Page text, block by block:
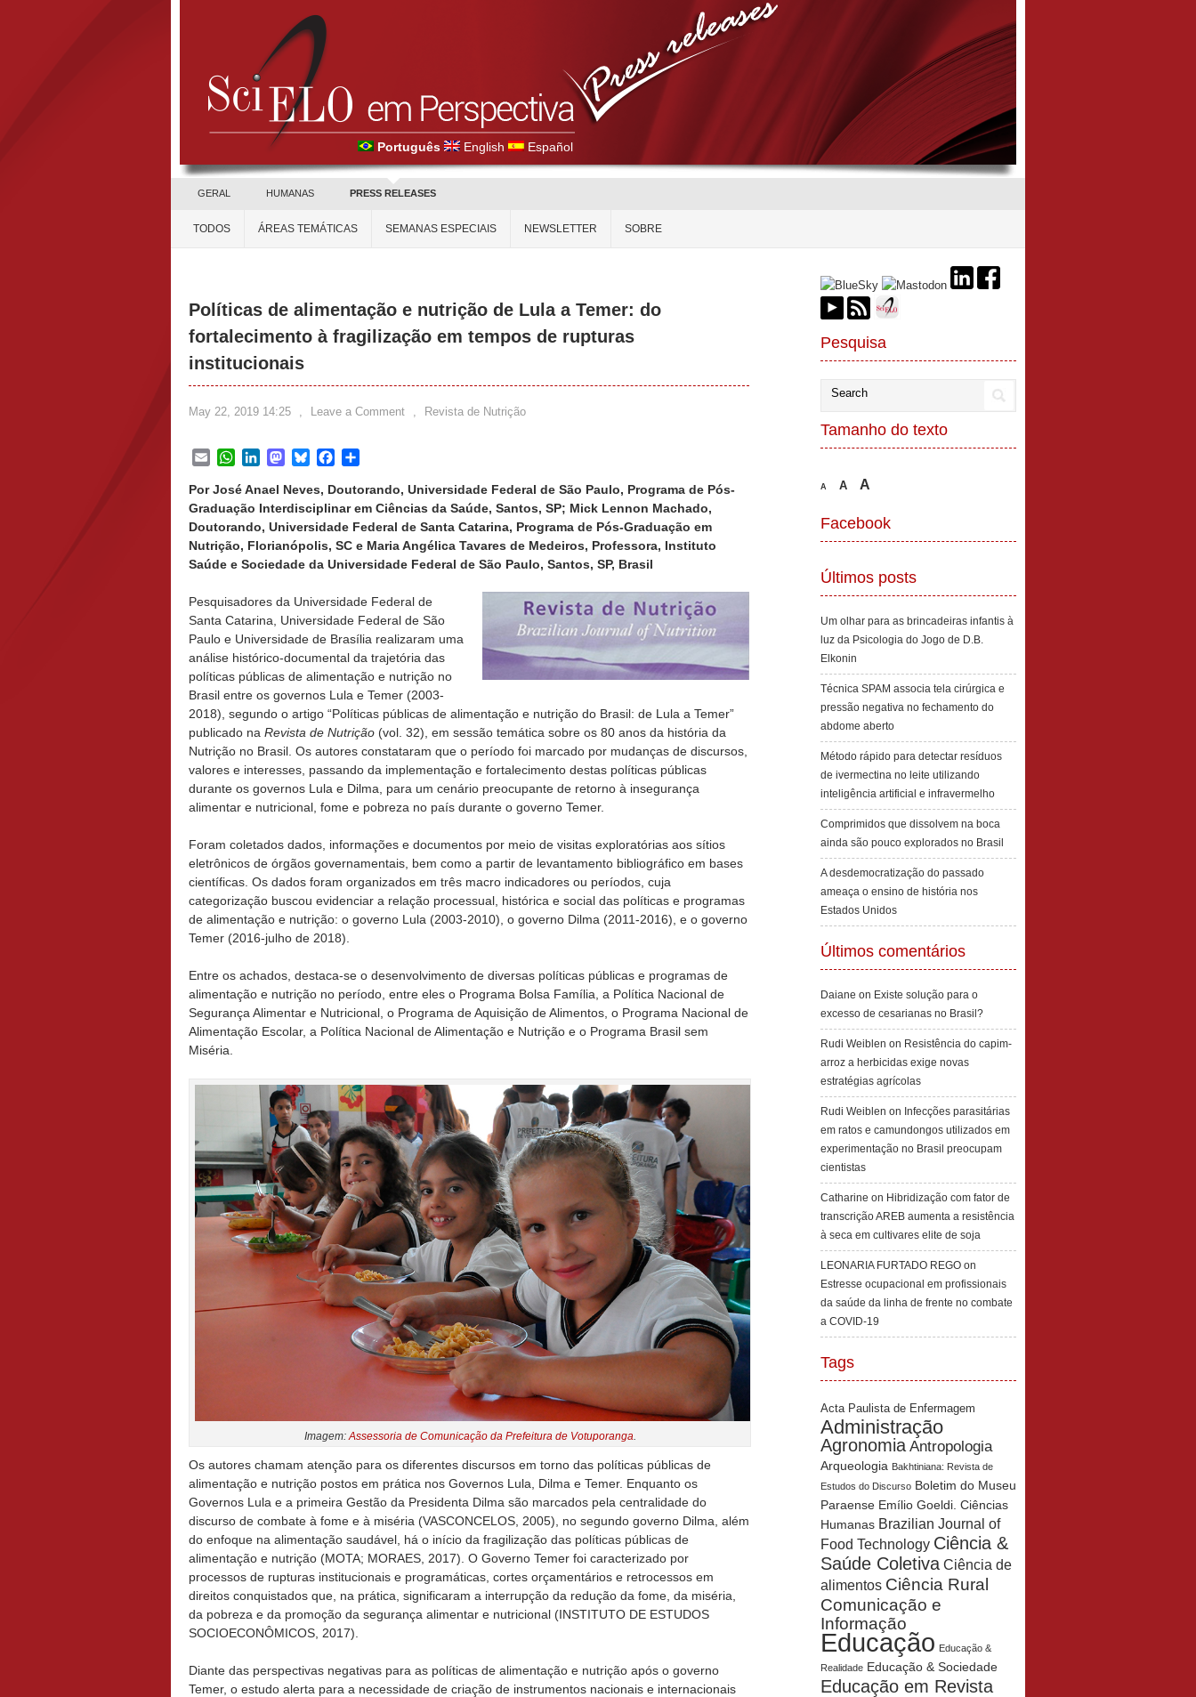
Português English Español
GERAL HUMANAS PRESS RELEASES
TODOS ÁREAS TEMÁTICAS SEMANAS ESPECIAIS NEWSLETTER SOBRE
Políticas de alimentação e nutrição de Lula a Temer: do
fortalecimento à fragilização em tempos de rupturas
institucionais
May 22, 2019 14:25 , Leave a Comment , Revista de Nutrição
EmailWhatsApp
LinkedInMastodon
BlueskyFacebook
Por José Anael Neves, Doutorando, Universidade Federal de São Paulo, Programa de Pós-
Graduação Interdisciplinar em Ciências da Saúde, Santos, SP; Mick Lennon Machado,
Doutorando, Universidade Federal de Santa Catarina, Programa de Pós-Graduação em
Nutrição, Florianópolis, SC e Maria Angélica Tavares de Medeiros, Professora, Instituto
Saúde e Sociedade da Universidade Federal de São Paulo, Santos, SP, Brasil
Pesquisadores da Universidade Federal de
Santa Catarina, Universidade Federal de São
Paulo e Universidade de Brasília realizaram uma
análise histórico-documental da trajetória das
políticas públicas de alimentação e nutrição no
Brasil entre os governos Lula e Temer (2003-
2018), segundo o artigo “Políticas públicas de alimentação e nutrição do Brasil: de Lula a Temer”
publicado na Revista de Nutrição (vol. 32), em sessão temática sobre os 80 anos da história da
Nutrição no Brasil. Os autores constataram que o período foi marcado por mudanças de discursos,
valores e interesses, passando da implementação e fortalecimento destas políticas públicas
durante os governos Lula e Dilma, para um cenário preocupante de retorno à insegurança
alimentar e nutricional, fome e pobreza no país durante o governo Temer.
Foram coletados dados, informações e documentos por meio de visitas exploratórias aos sítios
eletrônicos de órgãos governamentais, bem como a partir de levantamento bibliográfico em bases
científicas. Os dados foram organizados em três macro indicadores ou períodos, cuja
categorização buscou evidenciar a relação processual, histórica e social das políticas e programas
de alimentação e nutrição: o governo Lula (2003-2010), o governo Dilma (2011-2016), e o governo
Temer (2016-julho de 2018).
Entre os achados, destaca-se o desenvolvimento de diversas políticas públicas e programas de
alimentação e nutrição no período, entre eles o Programa Bolsa Família, a Política Nacional de
Segurança Alimentar e Nutricional, o Programa de Aquisição de Alimentos, o Programa Nacional de
Alimentação Escolar, a Política Nacional de Alimentação e Nutrição e o Programa Brasil sem
Miséria.
Imagem: Assessoria de Comunicação da Prefeitura de Votuporanga
Os autores chamam atenção para os diferentes discursos em torno das políticas públicas de
alimentação e nutrição postos em prática nos Governos Lula, Dilma e Temer. Enquanto os
Governos Lula e a primeira Gestão da Presidenta Dilma são marcados pela centralidade do
discurso de combate à fome e à miséria (VASCONCELOS, 2005), no segundo governo Dilma, além
do enfoque na alimentação saudável, há o início da fragilização das políticas públicas de
alimentação e nutrição (MOTA; MORAES, 2017). O Governo Temer foi caracterizado por
processos de rupturas institucionais e programáticas, cortes orçamentários e retrocessos em
direitos conquistados que, na prática, significaram a interrupção da redução da fome, da miséria,
da pobreza e da promoção da segurança alimentar e nutricional (INSTITUTO DE ESTUDOS
SOCIOECONÔMICOS, 2017).
Diante das perspectivas negativas para as políticas de alimentação e nutrição após o governo
Temer, o estudo alerta para a necessidade de criação de instrumentos nacionais e internacionais
Pesquisa
Tamanho do texto
A A A
Facebook
Últimos posts
Um olhar para as brincadeiras infantis à
luz da Psicologia do Jogo de D.B.
Elkonin
Técnica SPAM associa tela cirúrgica e
pressão negativa no fechamento do
abdome aberto
Método rápido para detectar resíduos
de ivermectina no leite utilizando
inteligência artificial e infravermelho
Comprimidos que dissolvem na boca
ainda são pouco explorados no Brasil
A desdemocratização do passado
ameaça o ensino de história nos
Estados Unidos
Últimos comentários
Daiane on Existe solução para o
excesso de cesarianas no Brasil?
Rudi Weiblen on Resistência do capim-
arroz a herbicidas exige novas
estratégias agrícolas
Rudi Weiblen on Infecções parasitárias
em ratos e camundongos utilizados em
experimentação no Brasil preocupam
cientistas
Catharine on Hibridização com fator de
transcrição AREB aumenta a resistência
à seca em cultivares elite de soja
LEONARIA FURTADO REGO on
Estresse ocupacional em profissionais
da saúde da linha de frente no combate
a COVID-19
Tags
Acta Paulista de Enfermagem
Administração
Agronomia Antropologia
Arqueologia Bakhtiniana: Revista de
Estudos do Discurso Boletim do Museu
Paraense Emílio Goeldi. Ciências
Humanas Brazilian Journal of
Food Technology Ciência &
Saúde Coletiva Ciência de
alimentos Ciência Rural
Comunicação e
Informação
Educação Educação &
Realidade Educação & Sociedade
Educação em Revista